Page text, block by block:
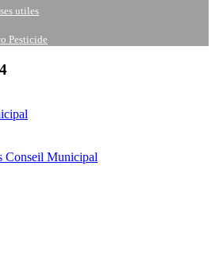
utiles
Pesticide
Conseil Municipal